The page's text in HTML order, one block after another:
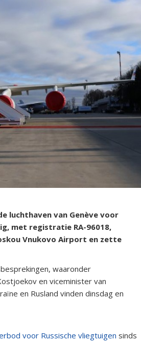
luchthaven van Genève voor
met registratie RA-96018,
Vnukovo Airport en zette
waaronder
en viceminister van
en Rusland vinden dinsdag en
voor Russische vliegtuigen sinds